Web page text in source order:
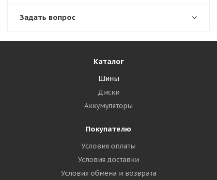
Задать вопрос
Каталог
Шины
Диски
Аккумуляторы
Покупателю
Условия оплаты
Условия доставки
Условия обмена и возврата